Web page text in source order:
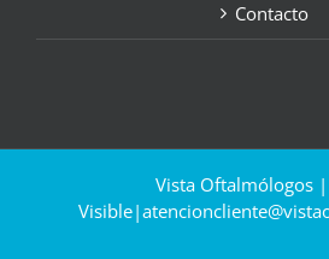
Contacto
Vista Oftalmólogos |
Visible|